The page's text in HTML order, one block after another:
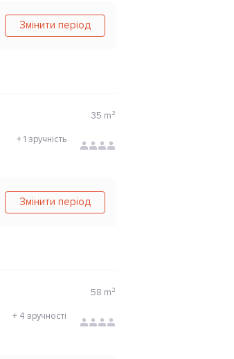
Змінити період
35 m²
+1 зручність
Змінити період
58 m²
+ 4 зручності